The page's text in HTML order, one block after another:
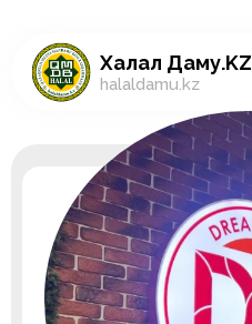
Халал Даму.KZ
halaldamu.kz